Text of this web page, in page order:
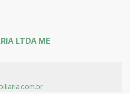
LTDA ME